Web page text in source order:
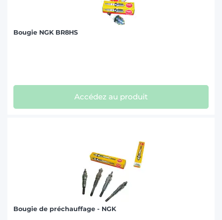
Bougie NGK BR8HS
Accédez au produit
Bougie de préchauffage - NGK